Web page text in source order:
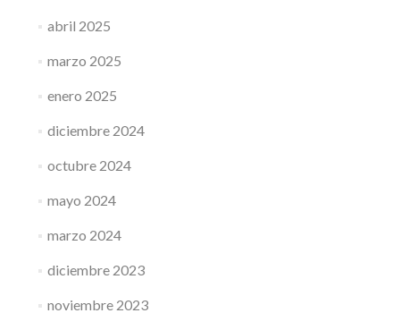
abril 2025
marzo 2025
enero 2025
diciembre 2024
octubre 2024
mayo 2024
marzo 2024
diciembre 2023
noviembre 2023